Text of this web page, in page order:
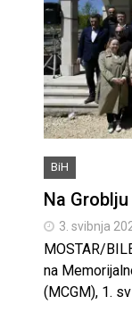
BiH
Na
3. svibnja
MOSTAR/
na
(MCGM), 1.